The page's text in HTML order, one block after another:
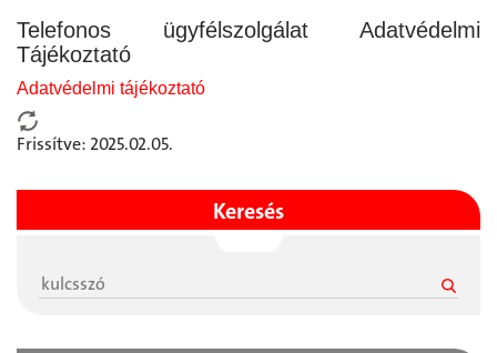
Telefonos ügyfélszolgálat Adatvédelmi
Tájékoztató
Adatvédelmi tájékoztató
Frissítve: 2025.02.05.
Keresés